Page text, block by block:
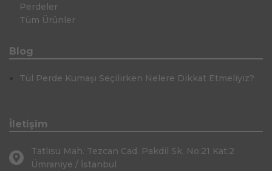
Perdeler
Tüm Ürünler
Blog
Tül Perde Kumaşı Seçilirken Nelere Dikkat Etmeliyiz?
İletişim
Tatlısu Mah. Tezcan Cad. Pakdil Sk. No:21 Kat:2
Ümraniye / İstanbul